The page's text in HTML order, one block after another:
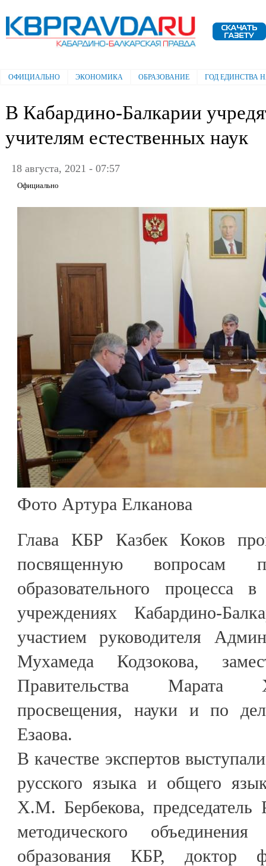
Электронная газета "Кабардино-
Балкарская правда"
Главное меню
ОФИЦИАЛЬНО ЭКОНОМИКА ОБРАЗОВАНИЕ ГОД ЕДИНСТВА
В Кабардино-Балкарии
учителям естественных наук
18 августа, 2021 - 07:57
Официально
Фото Артура Елканова
Глава КБР Казбек Коков
посвященную вопросам
образовательного процесса
учреждениях Кабардино-
участием руководителя
Мухамеда Кодзокова,
Правительства Марата
просвещения, науки и по
Езаова.
В качестве экспертов
русского языка и общего
Х.М. Бербекова, председатель
методического
образования КБР, доктор